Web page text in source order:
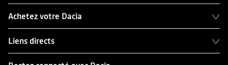
Achetez votre Dacia
Liens directs